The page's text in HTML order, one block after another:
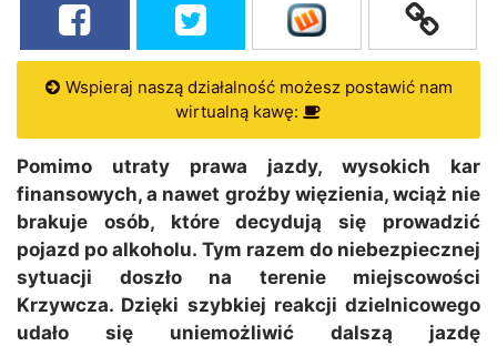
Wspieraj naszą działalność możesz postawić nam
wirtualną kawę:
Pomimo utraty prawa jazdy, wysokich kar
finansowych, a nawet groźby więzienia, wciąż nie
brakuje osób, które decydują się prowadzić
pojazd po alkoholu. Tym razem do niebezpiecznej
sytuacji doszło na terenie miejscowości
Krzywcza. Dzięki szybkiej reakcji dzielnicowego
udało się uniemożliwić dalszą jazdę